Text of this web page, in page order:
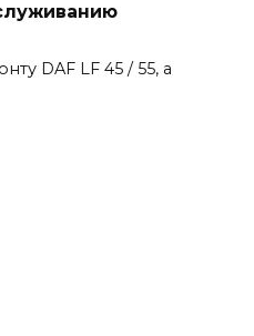
DAF LF 45 / 55, а